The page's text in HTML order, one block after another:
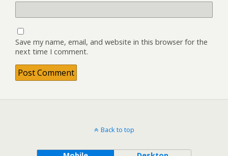
Save my name, email, and website in this browser for the
next time I comment.
Back to top